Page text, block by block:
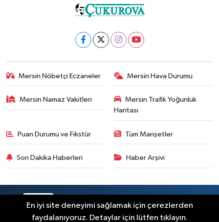
Mersin Nöbetçi Eczaneler Mersin Hava Durumu
Mersin Namaz Vakitleri
Mersin Trafik Yoğunluk
Haritası
Puan Durumu ve Fikstür Tüm Manşetler
Son Dakika Haberleri Haber Arşivi
En iyi site deneyimi sağlamak için çerezlerden
faydalanıyoruz. Detaylar için lütfen tıklayın.